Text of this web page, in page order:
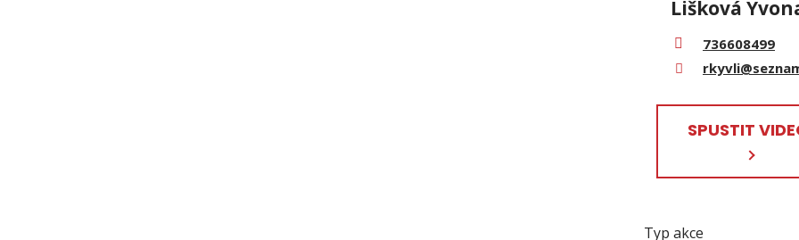
Lišková
736608499
SPUSTIT
Typ akce